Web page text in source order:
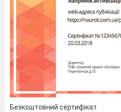
Безкоштовний сертифікат